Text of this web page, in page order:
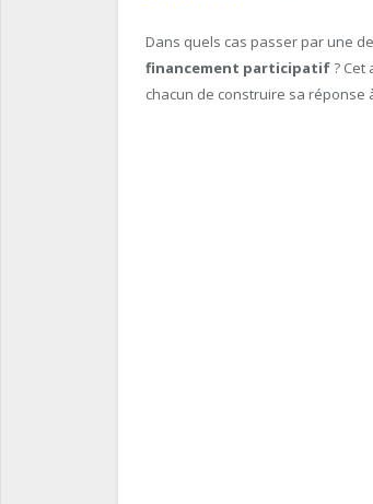
Dans quels cas passer par une
financement participatif?
chacun de construire sa réponse